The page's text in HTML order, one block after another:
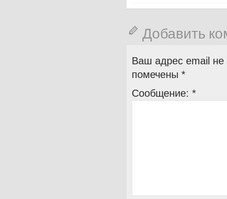
Добавить
Ваш адрес email не
помечены *
Сообщение: *